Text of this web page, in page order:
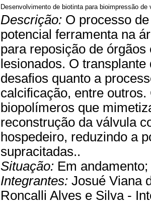
Desenvolvimento de biotinta para bioimpressão de
Descrição: O processo
potencial ferramenta na
para reposição de
lesionados. O
desafios quanto a
calcificação, entre
biopolímeros que
reconstrução da válvula
hospedeiro, reduzindo a
supracitadas..
Situação: Em andamento;
Integrantes: Josué Viana
Roncalli Alves e Silva -